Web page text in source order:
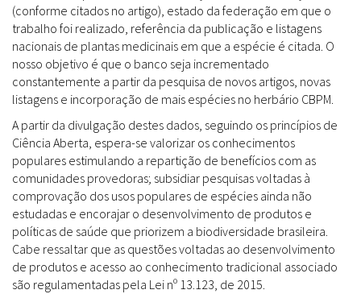
(conforme citados no artigo), estado da federação em que o
trabalho foi realizado, referência da publicação e listagens
nacionais de plantas medicinais em que a espécie é citada. O
nosso objetivo é que o banco seja incrementado
constantemente a partir da pesquisa de novos artigos, novas
listagens e incorporação de mais espécies no herbário CBPM.
A partir da divulgação destes dados, seguindo os princípios de
Ciência Aberta, espera-se valorizar os conhecimentos
populares estimulando a repartição de benefícios com as
comunidades provedoras; subsidiar pesquisas voltadas à
comprovação dos usos populares de espécies ainda não
estudadas e encorajar o desenvolvimento de produtos e
políticas de saúde que priorizem a biodiversidade brasileira.
Cabe ressaltar que as questões voltadas ao desenvolvimento
de produtos e acesso ao conhecimento tradicional associado
são regulamentadas pela Lei nº 13.123, de 2015.